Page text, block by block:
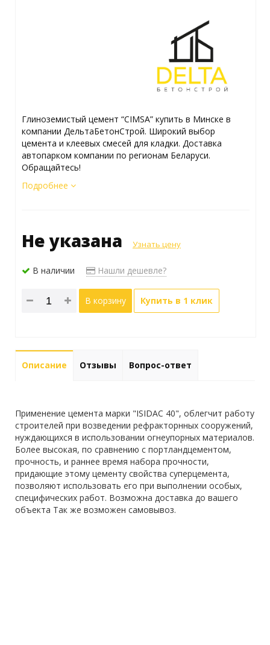
Глиноземистый цемент “CIMSA” купить в Минске в
компании ДельтаБетонСтрой. Широкий выбор
цемента и клеевых смесей для кладки. Доставка
автопарком компании по регионам Беларуси.
Обращайтесь!
Подробнее
Не указана Узнать цену
В наличии Нашли дешевле?
В корзину Купить в 1 клик
Описание Отзывы Вопрос-ответ
Применение цемента марки "ISIDAC 40", облегчит работу
строителей при возведении рефракторнных сооружений,
нуждающихся в использовании огнеупорных материалов.
Более высокая, по сравнению с портландцементом,
прочность, и раннее время набора прочности,
придающие этому цементу свойства суперцемента,
позволяют использовать его при выполнении особых,
специфических работ. Возможна доставка до вашего
объекта Так же возможен самовывоз.